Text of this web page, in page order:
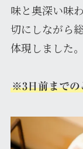
味と奥深い味
切にしながら
体現しました。
※3日前までの